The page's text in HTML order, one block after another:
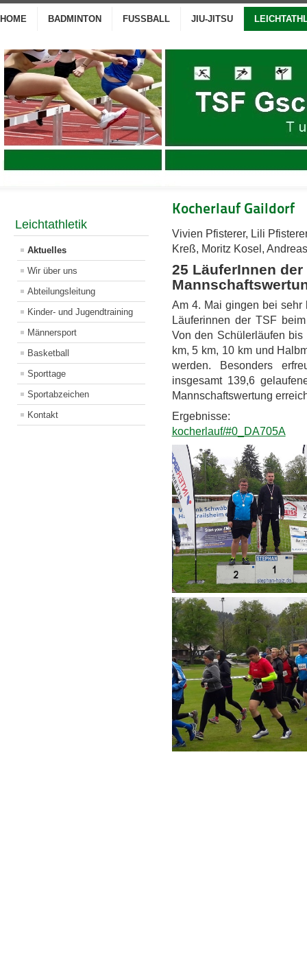
HOME BADMINTON FUSSBALL JIU-JITSU
Leichtathletik
Aktuelles
Wir über uns
Abteilungsleitung
Kinder- und Jugendtraining
Männersport
Basketball
Sporttage
Sportabzeichen
Kontakt
Kocherlauf Gaildorf
Vivien Pfisterer, Lili
Kreß, Moritz Kosel,
25 LäuferInnen
Am 4. Mai gingen bei sehr
Läuferinnen der TSF
Von den Schülerläufen
km, 5 km, 10 km und
werden. Besonders
insgesamt 139,6
Mannschaftswertung
kocherlauf/#0_DA705A